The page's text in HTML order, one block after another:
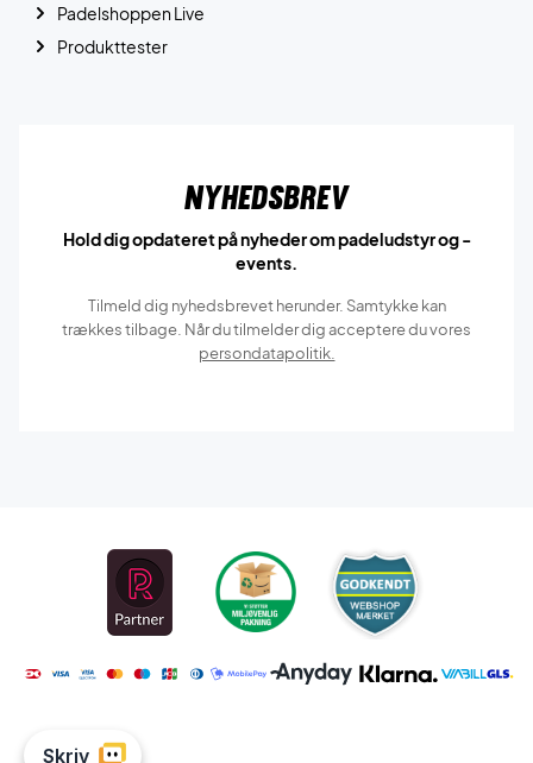
Padelshoppen Live
Produkttester
Nyhedsbrev
Hold dig opdateret på nyheder om padeludstyr og -
events.
Tilmeld dig nyhedsbrevet herunder. Samtykke kan
trækkes tilbage. Når du tilmelder dig acceptere du vores
persondatapolitik.